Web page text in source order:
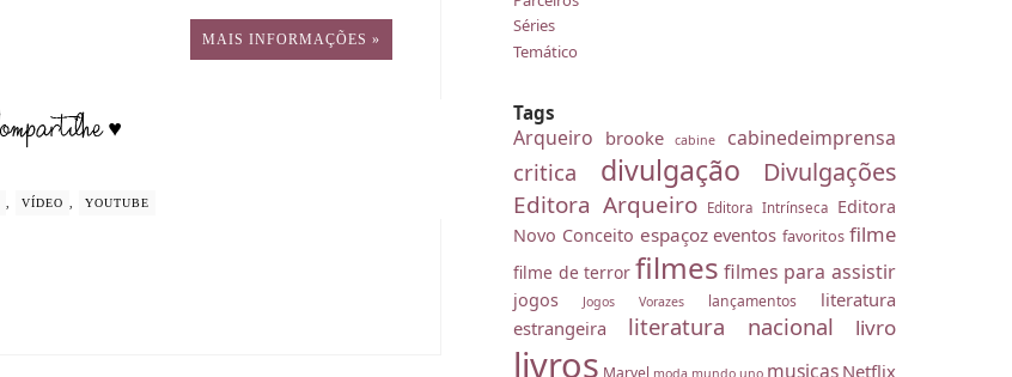
MAIS INFORMAÇÕES »
, VÍDEO , YOUTUBE
Séries
Temático
Tags
Arqueiro brooke cabine cabinedeimprensa
critica divulgação Divulgações
Editora Arqueiro Editora Intrínseca Editora
Novo Conceito espaçoz eventos favoritos filme
filme de terror filmes filmes para assistir
jogos Jogos Vorazes lançamentos
literatura
estrangeira
literatura nacional livro
livros Marvel moda mundo uno musicas Netflix